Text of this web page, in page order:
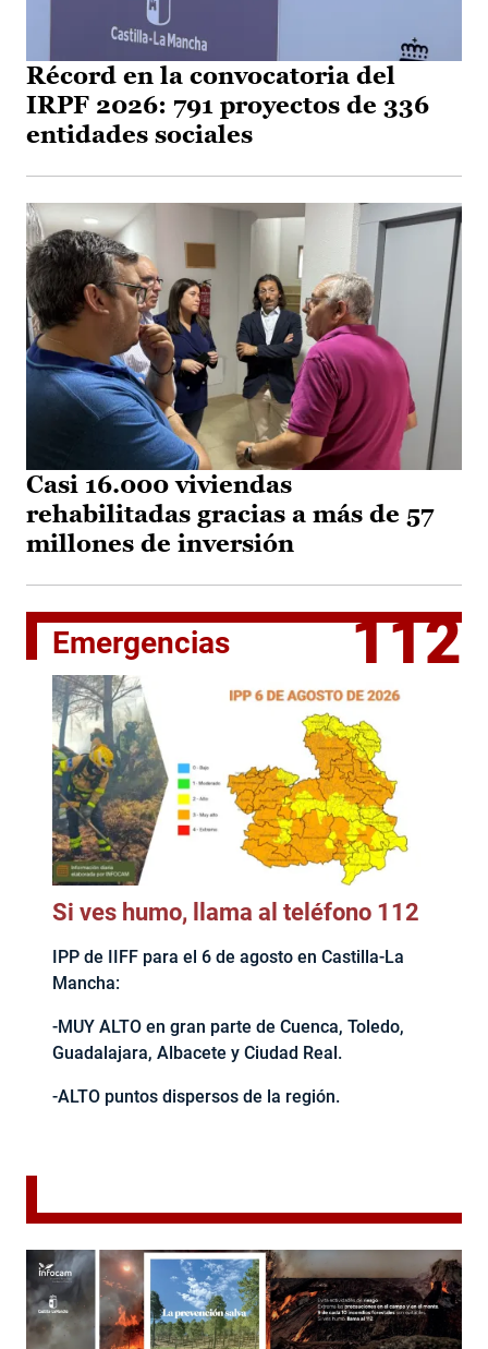
Récord en la convocatoria del
IRPF 2026: 791 proyectos de 336
entidades sociales
Casi 16.000 viviendas
rehabilitadas gracias a más de 57
millones de inversión
Emergencias 112
Si ves humo, llama al teléfono 112
IPP de IIFF para el 6 de agosto en Castilla-La
Mancha:
-MUY ALTO en gran parte de Cuenca, Toledo,
Guadalajara, Albacete y Ciudad Real.
-ALTO puntos dispersos de la región.